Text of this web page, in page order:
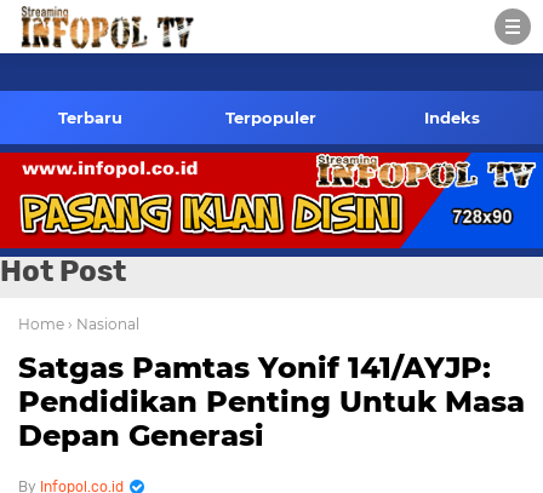
infopol.co.id
Terbaru Terpopuler Indeks
Hot Post
Home › Nasional
Satgas Pamtas Yonif 141/AYJP:
Pendidikan Penting Untuk Masa
Depan Generasi
Infopol.co.id